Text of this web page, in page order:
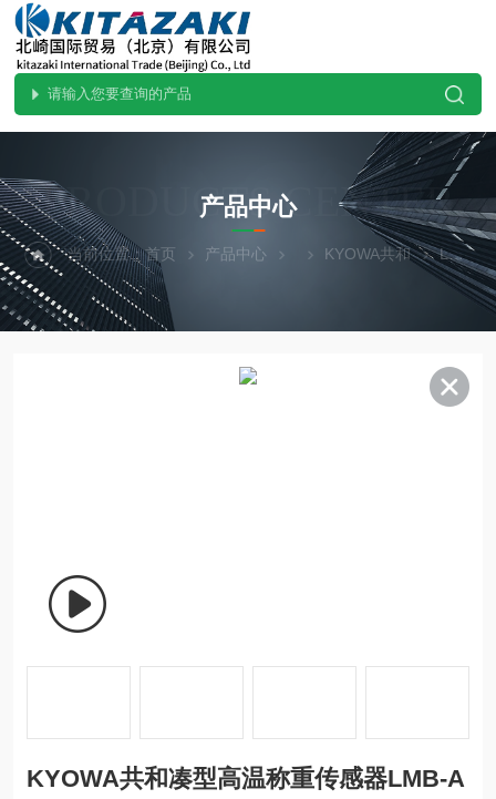
PRODUCTS CENTER
产品中心
当前位置：首页 产品中心 KYOWA共和 LMB-A--10NKYOWA共和凑型高温称重传感器LMB-A-10N
KYOWA共和凑型高温称重传感器LMB-A